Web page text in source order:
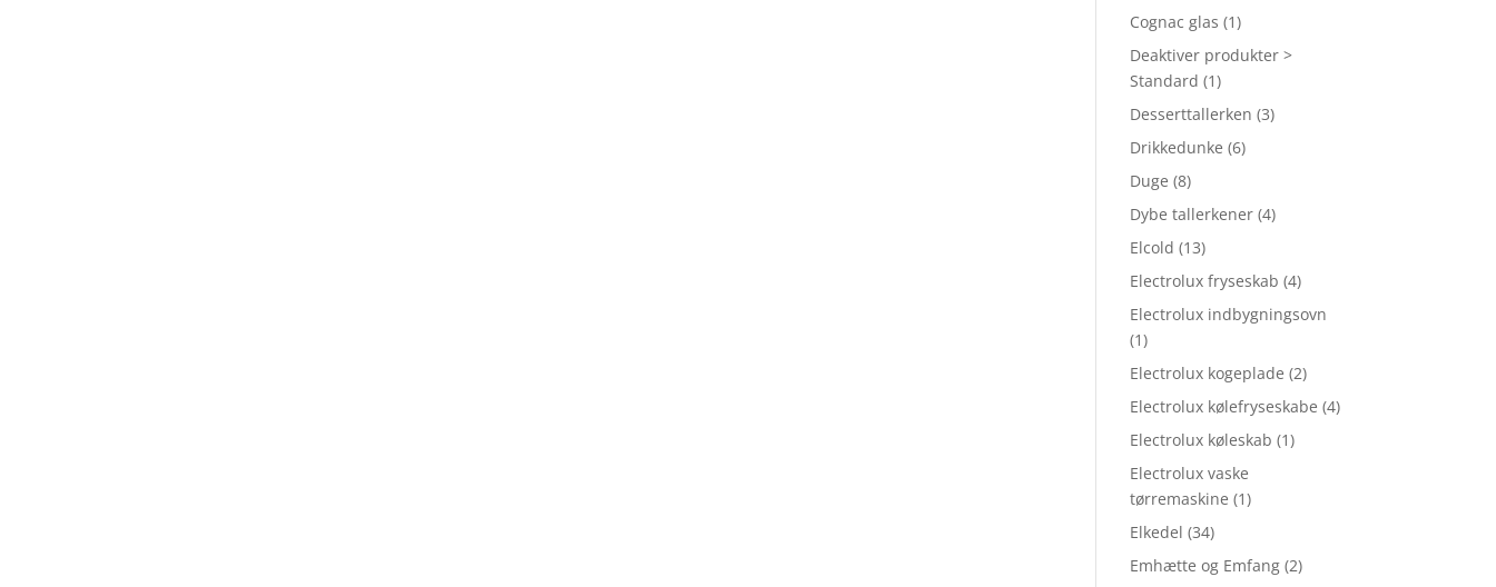
Cognac glas (1)
Deaktiver produkter >
Standard (1)
Desserttallerken (3)
Drikkedunke (6)
Duge (8)
Dybe tallerkener (4)
Elcold (13)
Electrolux fryseskab (4)
Electrolux indbygningsovn
(1)
Electrolux kogeplade (2)
Electrolux kølefryseskabe (4)
Electrolux køleskab (1)
Electrolux vaske
tørremaskine (1)
Elkedel (34)
Emhætte og Emfang (2)